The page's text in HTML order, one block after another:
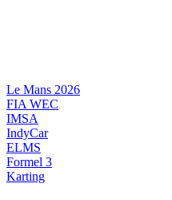
Le Mans 2026
FIA WEC
IMSA
IndyCar
ELMS
Formel 3
Karting